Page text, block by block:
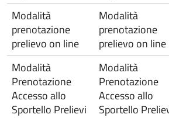
Modalità
prenotazione
prelievo on line
Modalità
prenotazione
prelievo on line
Modalità
Prenotazione
Accesso allo
Sportello Prelievi
Modalità
Prenotazione
Accesso allo
Sportello